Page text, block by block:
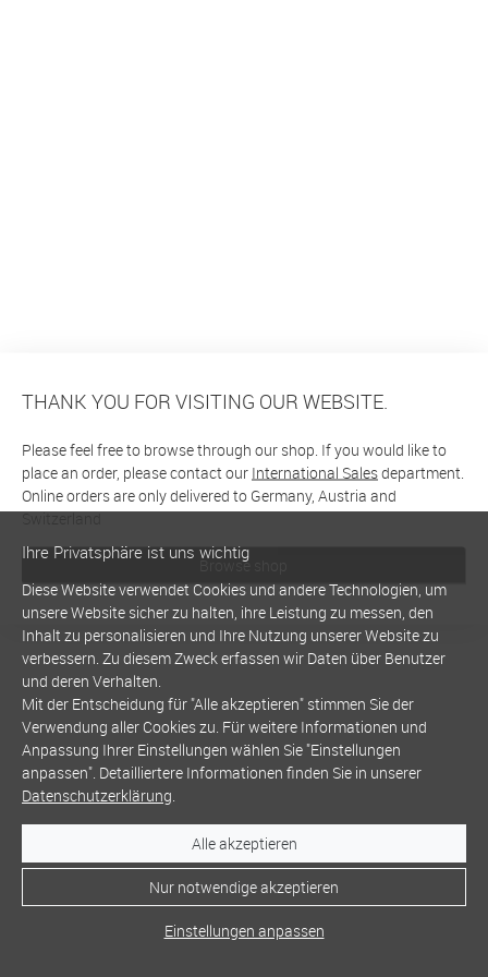
THANK YOU FOR VISITING OUR WEBSITE.
Please feel free to browse through our shop. If you would like to
place an order, please contact our International Salesdepartment.
Online orders are only delivered to Germany, Austria and
Switzerland
Browse shop
Ihre Privatsphäre ist uns wichtig
Diese Website verwendet Cookies und andere Technologien, um
unsere Website sicher zu halten, ihre Leistung zu messen, den
Inhalt zu personalisieren und Ihre Nutzung unserer Website zu
verbessern. Zu diesem Zweck erfassen wir Daten über Benutzer
und deren Verhalten.
Mit der Entscheidung für "Alle akzeptieren" stimmen Sie der
Verwendung aller Cookies zu. Für weitere Informationen und
Anpassung Ihrer Einstellungen wählen Sie "Einstellungen
anpassen". Detailliertere Informationen finden Sie in unserer
Datenschutzerklärung.
Alle akzeptieren
Nur notwendige akzeptieren
Einstellungen anpassen